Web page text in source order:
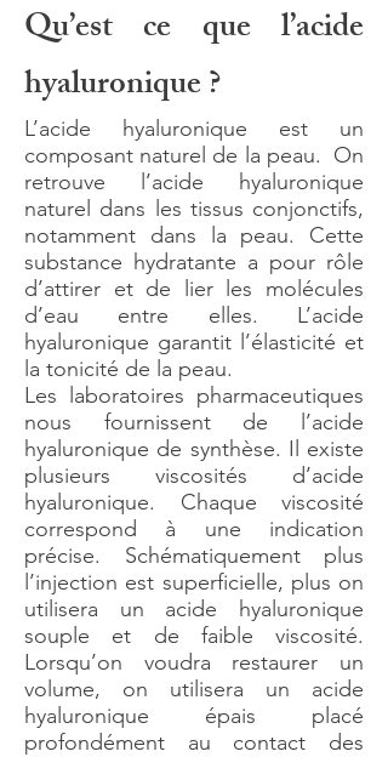
Qu’est ce que l’acide
hyaluronique ?
L’acide hyaluronique est un
composant naturel de la peau. On
retrouve l’acide hyaluronique
naturel dans les tissus conjonctifs,
notamment dans la peau. Cette
substance hydratante a pour rôle
d’attirer et de lier les molécules
d’eau entre elles. L’acide
hyaluronique garantit l’élasticité et
la tonicité de la peau.
Les laboratoires pharmaceutiques
nous fournissent de l’acide
hyaluronique de synthèse. Il existe
plusieurs viscosités d’acide
hyaluronique. Chaque viscosité
correspond à une indication
précise. Schématiquement plus
l’injection est superficielle, plus on
utilisera un acide hyaluronique
souple et de faible viscosité.
Lorsqu’on voudra restaurer un
volume, on utilisera un acide
hyaluronique épais placé
profondément au contact des